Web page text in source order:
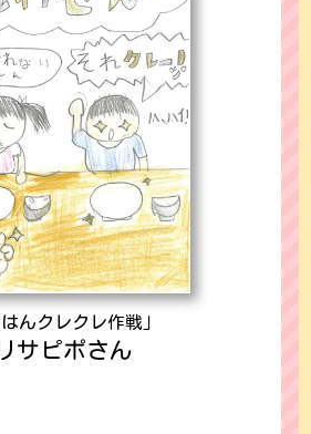
はんクレクレ作戦」
サピポさん